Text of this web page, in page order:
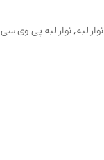
نوار لبه,نوار لبه پی وی سی